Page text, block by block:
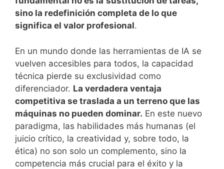
sino la redefinición completa de lo que
significa el valor profesional.
En un mundo donde las herramientas de IA se
vuelven accesibles para todos, la capacidad
técnica pierde su exclusividad como
diferenciador. La verdadera ventaja
competitiva se traslada a un terreno que las
máquinas no pueden dominar. En este nuevo
paradigma, las habilidades más humanas (el
juicio crítico, la creatividad y, sobre todo, la
ética) no son solo un complemento, sino la
competencia más crucial para el éxito y la